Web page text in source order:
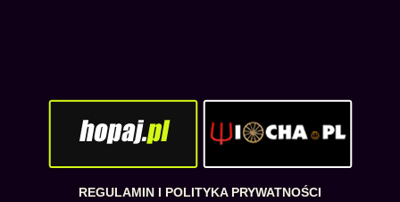
REGULAMIN I POLITYKA PRYWATNOŚCI